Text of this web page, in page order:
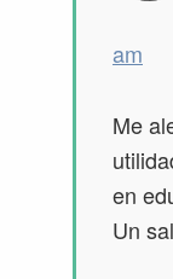
am
Me
en
Un